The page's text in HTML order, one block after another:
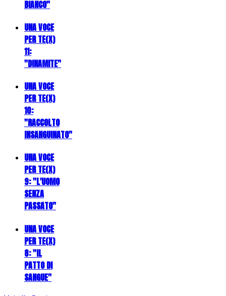
BIANCO"
UNA VOCE
PER TE(X)
11:
"DINAMITE"
UNA VOCE
PER TE(X)
10:
"RACCOLTO
INSANGUINATO"
UNA VOCE
PER TE(X)
9: "L'UOMO
SENZA
PASSATO"
UNA VOCE
PER TE(X)
8: "IL
PATTO DI
SANGUE"